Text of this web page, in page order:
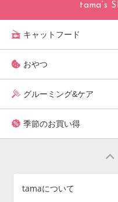
tama’s
キャットフード
おやつ
グルーミング&ケア
季節のお買い得
tamaについて